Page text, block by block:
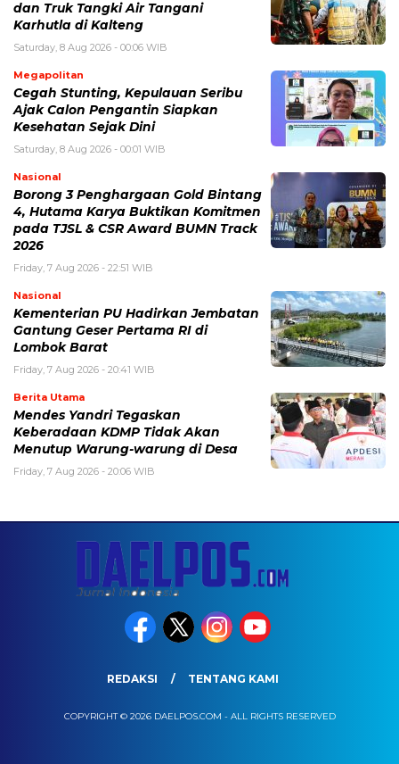
dan Truk Tangki Air Tangani
Karhutla di Kalteng
Saturday, 8 Aug 2026 - 00:06 WIB
Megapolitan
Cegah Stunting, Kepulauan Seribu
Ajak Calon Pengantin Siapkan
Kesehatan Sejak Dini
Saturday, 8 Aug 2026 - 00:01 WIB
Nasional
Borong 3 Penghargaan Gold Bintang
4, Hutama Karya Buktikan Komitmen
pada TJSL & CSR Award BUMN Track
2026
Friday, 7 Aug 2026 - 22:51 WIB
Nasional
Kementerian PU Hadirkan Jembatan
Gantung Geser Pertama RI di
Lombok Barat
Friday, 7 Aug 2026 - 20:41 WIB
Berita Utama
Mendes Yandri Tegaskan
Keberadaan KDMP Tidak Akan
Menutup Warung-warung di Desa
Friday, 7 Aug 2026 - 20:06 WIB
REDAKSI TENTANG KAMI
COPYRIGHT © 2026 DAELPOS.COM - ALL RIGHTS RESERVED